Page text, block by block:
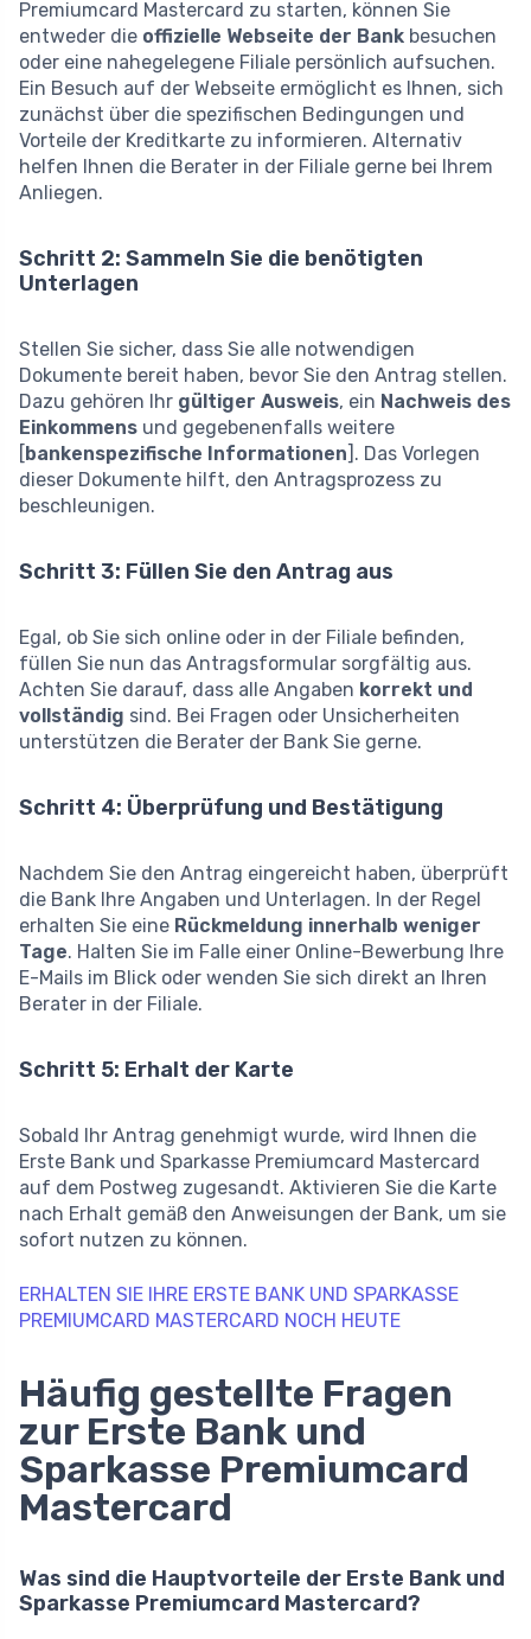
Premiumcard Mastercard zu starten, können Sie
entweder die offizielle Webseite der Bank besuchen
oder eine nahegelegene Filiale persönlich aufsuchen.
Ein Besuch auf der Webseite ermöglicht es Ihnen, sich
zunächst über die spezifischen Bedingungen und
Vorteile der Kreditkarte zu informieren. Alternativ
helfen Ihnen die Berater in der Filiale gerne bei Ihrem
Anliegen.
Schritt 2: Sammeln Sie die benötigten
Unterlagen
Stellen Sie sicher, dass Sie alle notwendigen
Dokumente bereit haben, bevor Sie den Antrag stellen.
Dazu gehören Ihr gültiger Ausweis, ein Nachweis des
Einkommens und gegebenenfalls weitere
[bankenspezifische Informationen]. Das Vorlegen
dieser Dokumente hilft, den Antragsprozess zu
beschleunigen.
Schritt 3: Füllen Sie den Antrag aus
Egal, ob Sie sich online oder in der Filiale befinden,
füllen Sie nun das Antragsformular sorgfältig aus.
Achten Sie darauf, dass alle Angaben korrekt und
vollständig sind. Bei Fragen oder Unsicherheiten
unterstützen die Berater der Bank Sie gerne.
Schritt 4: Überprüfung und Bestätigung
Nachdem Sie den Antrag eingereicht haben, überprüft
die Bank Ihre Angaben und Unterlagen. In der Regel
erhalten Sie eine Rückmeldung innerhalb weniger
Tage. Halten Sie im Falle einer Online-Bewerbung Ihre
E-Mails im Blick oder wenden Sie sich direkt an Ihren
Berater in der Filiale.
Schritt 5: Erhalt der Karte
Sobald Ihr Antrag genehmigt wurde, wird Ihnen die
Erste Bank und Sparkasse Premiumcard Mastercard
auf dem Postweg zugesandt. Aktivieren Sie die Karte
nach Erhalt gemäß den Anweisungen der Bank, um sie
sofort nutzen zu können.
ERHALTEN SIE IHRE ERSTE BANK UND SPARKASSE
PREMIUMCARD MASTERCARD NOCH HEUTE
Häufig gestellte Fragen
zur Erste Bank und
Sparkasse Premiumcard
Mastercard
Was sind die Hauptvorteile der Erste Bank und
Sparkasse Premiumcard Mastercard?